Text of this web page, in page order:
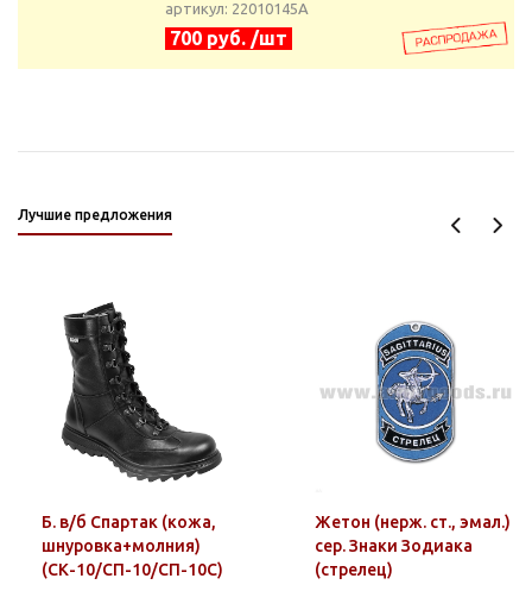
артикул: 22010145А
700 руб. /шт
Лучшие предложения
Б. в/б Спартак (кожа,
шнуровка+молния)
(СК-10/СП-10/СП-10С)
Жетон (нерж. ст., эмал.)
сер. Знаки Зодиака
(стрелец)